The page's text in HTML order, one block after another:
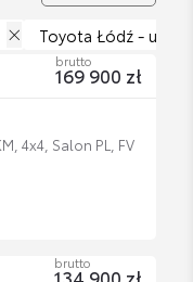
Toyota Łódź - ul.
4x4, Salon PL, FV
brutto
169 900 zł
brutto
134 900 zł